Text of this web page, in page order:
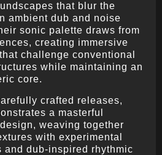
that blur the
ambient dub and noise
sonic palette draws from
creating immersive
challenge conventional
while maintaining an
core.
crafted releases,
a masterful
weaving together
with experimental
and dub-inspired rhythmic